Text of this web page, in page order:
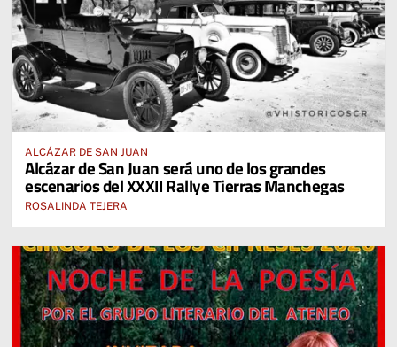
ALCÁZAR DE SAN JUAN
Alcázar de San Juan será uno de los grandes
escenarios del XXXII Rallye Tierras Manchegas
ROSALINDA TEJERA